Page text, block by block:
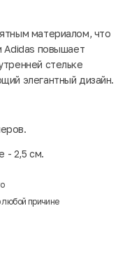
материалом, что
Adidas повышает
стельке
элегантный дизайн.
- 2,5 см.
любой причине